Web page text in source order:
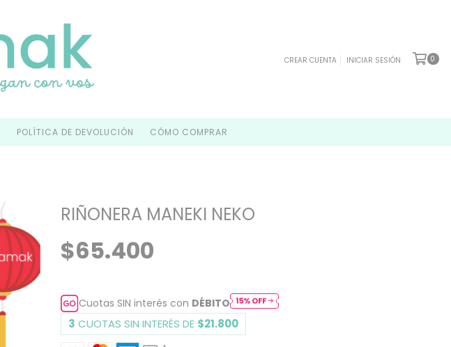
CREAR CUENTA INICIAR SESIÓN 0
POLÍTICA DE DEVOLUCIÓN CÓMO COMPRAR
RIÑONERA MANEKI NEKO
$65.400
Cuotas SIN interés con DÉBITO
3 CUOTAS SIN INTERÉS DE $21.800